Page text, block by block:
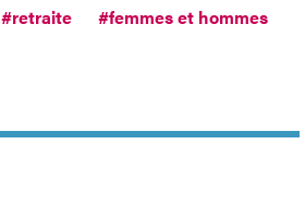
#retraite
#femmes et hommes